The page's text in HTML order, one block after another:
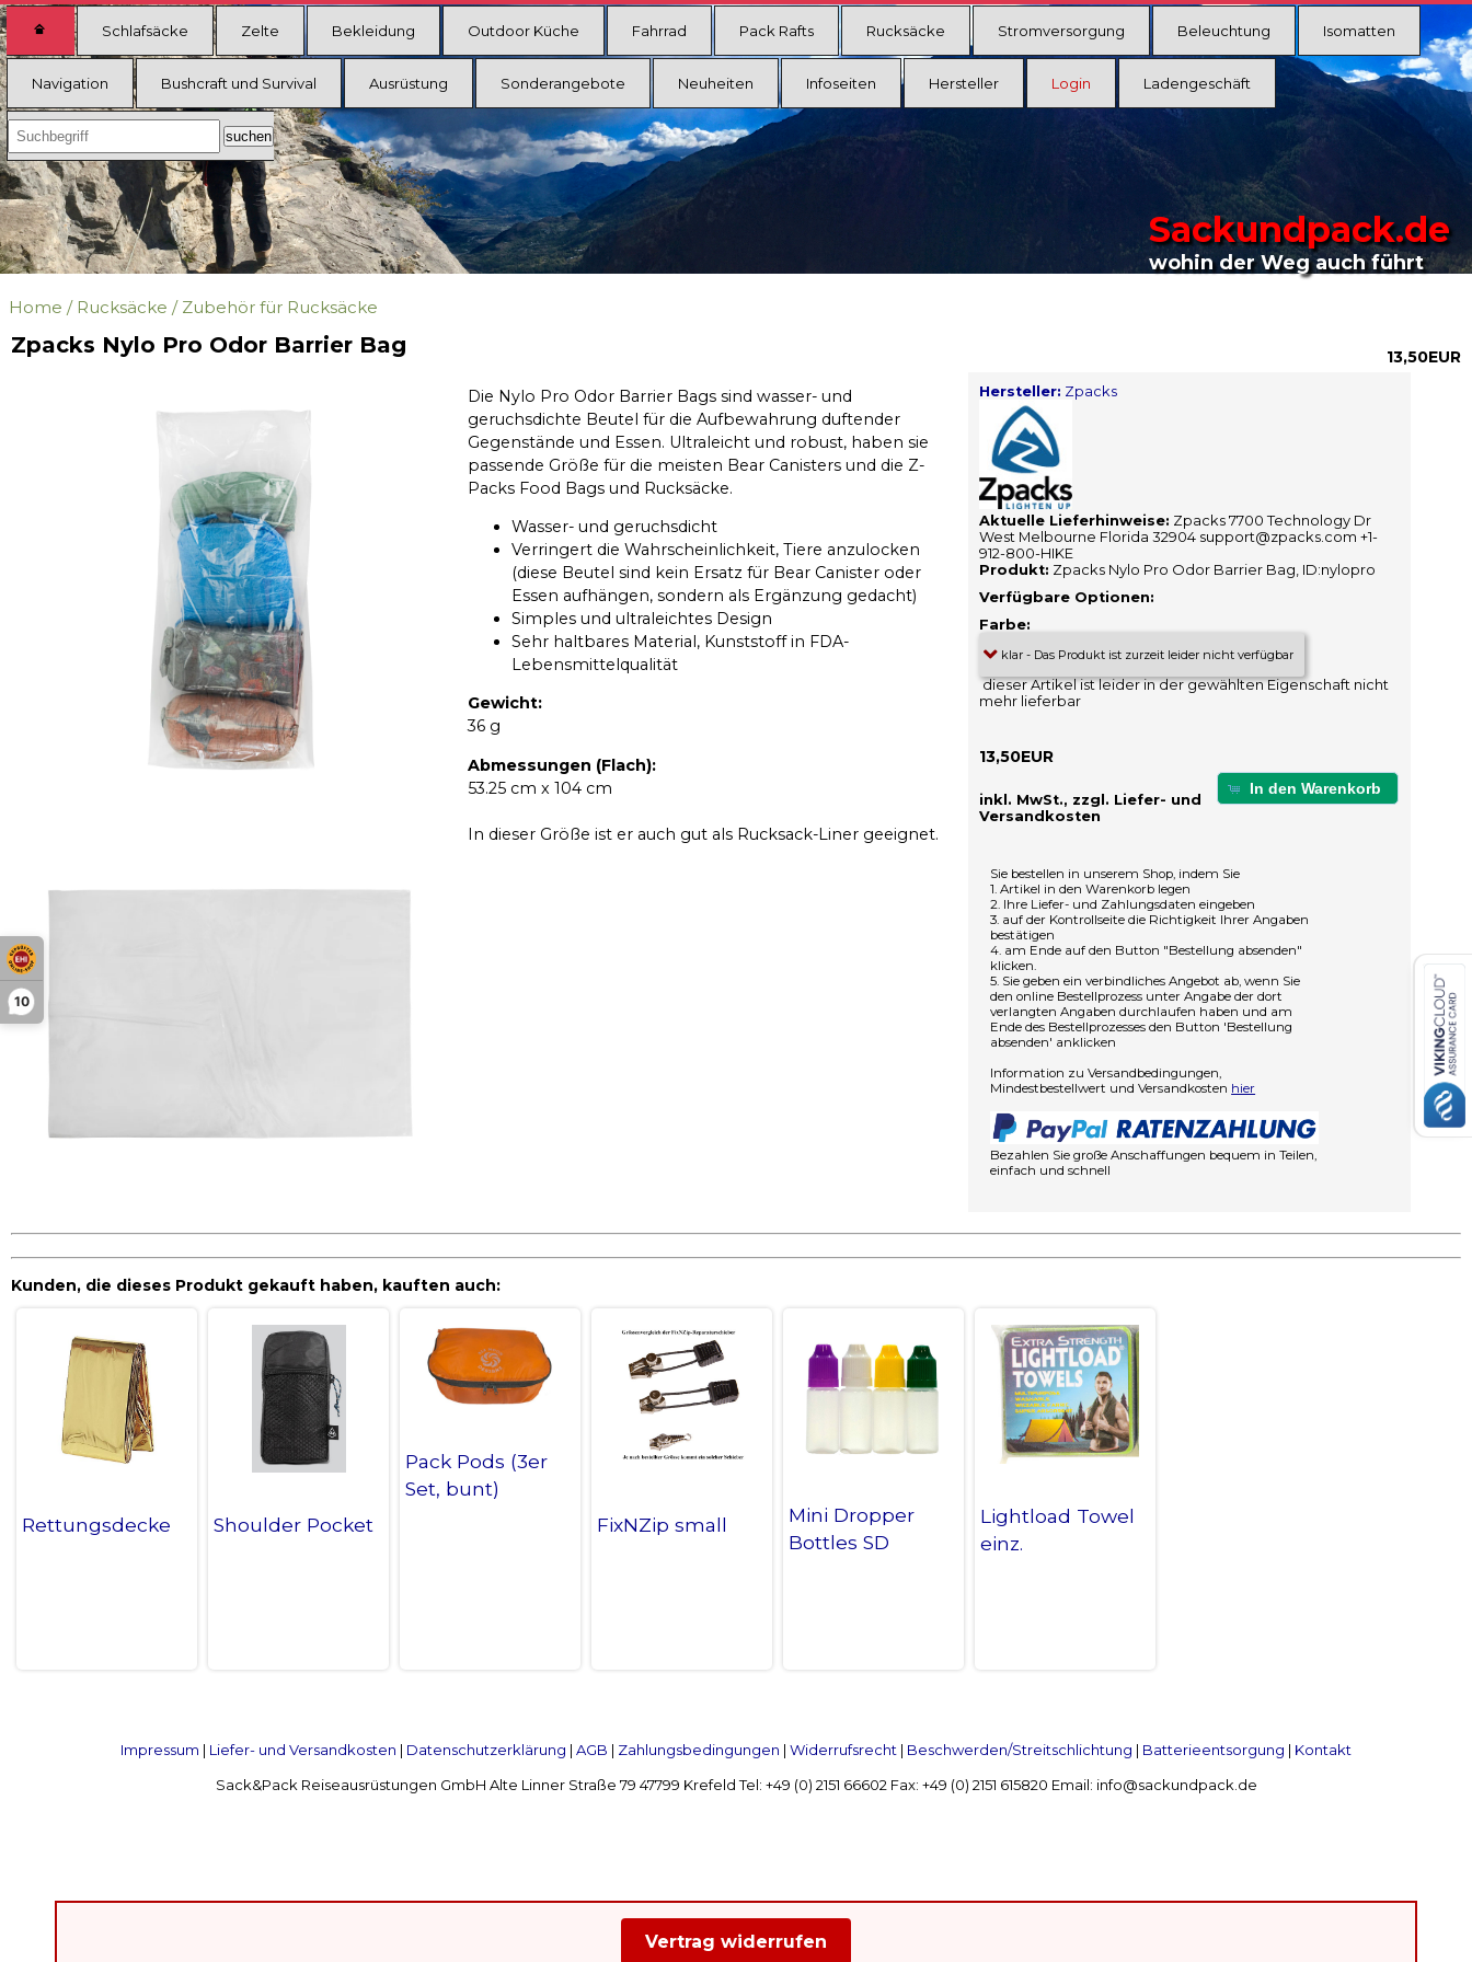
10
Schlafsäcke Zelte Bekleidung Outdoor Küche Fahrrad Pack Rafts Rucksäcke Stromversorgung Beleuchtung Isomatten
Navigation Bushcraft und Survival Ausrüstung Sonderangebote Neuheiten Infoseiten Hersteller Login Ladengeschäft
Sackundpack.de
wohin der Weg auch führt
Home / Rucksäcke / Zubehör für Rucksäcke
13,50EUR
Zpacks Nylo Pro Odor Barrier Bag
Die Nylo Pro Odor Barrier Bags sind wasser- und
geruchsdichte Beutel für die Aufbewahrung duftender
Gegenstände und Essen. Ultraleicht und robust, haben sie
passende Größe für die meisten Bear Canisters und die Z-
Packs Food Bags und Rucksäcke.
Wasser- und geruchsdicht
Verringert die Wahrscheinlichkeit, Tiere anzulocken
(diese Beutel sind kein Ersatz für Bear Canister oder
Essen aufhängen, sondern als Ergänzung gedacht)
Simples und ultraleichtes Design
Sehr haltbares Material, Kunststoff in FDA-
Lebensmittelqualität
Gewicht:
36 g
Abmessungen (Flach):
53.25 cm x 104 cm
In dieser Größe ist er auch gut als Rucksack-Liner geeignet.
Hersteller: Zpacks
Aktuelle Lieferhinweise: Zpacks 7700 Technology Dr
West Melbourne Florida 32904 support@zpacks.com +1-
912-800-HIKE
Produkt: Zpacks Nylo Pro Odor Barrier Bag, ID:nylopro
Verfügbare Optionen:
Farbe:
dieser Artikel ist leider in der gewählten Eigenschaft nicht
mehr lieferbar
13,50EUR
In den Warenkorb
inkl. MwSt., zzgl. Liefer- und
Versandkosten
Sie bestellen in unserem Shop, indem Sie
1. Artikel in den Warenkorb legen
2. Ihre Liefer- und Zahlungsdaten eingeben
3. auf der Kontrollseite die Richtigkeit Ihrer Angaben
bestätigen
4. am Ende auf den Button "Bestellung absenden"
klicken.
5. Sie geben ein verbindliches Angebot ab, wenn Sie
den online Bestellprozess unter Angabe der dort
verlangten Angaben durchlaufen haben und am
Ende des Bestellprozesses den Button 'Bestellung
absenden' anklicken
Information zu Versandbedingungen,
Mindestbestellwert und Versandkosten hier
Bezahlen Sie große Anschaffungen bequem in Teilen,
einfach und schnell
Kunden, die dieses Produkt gekauft haben, kauften auch:
Rettungsdecke Shoulder Pocket
Pack Pods (3er
Set, bunt)
FixNZip small
Mini Dropper
Bottles SD
Lightload Towel
einz.
Impressum | Liefer- und Versandkosten | Datenschutzerklärung | AGB | Zahlungsbedingungen | Widerrufsrecht | Beschwerden/Streitschlichtung | Batterieentsorgung | Kontakt
Sack&Pack Reiseausrüstungen GmbH Alte Linner Straße 79 47799 Krefeld Tel: +49 (0) 2151 66602 Fax: +49 (0) 2151 615820 Email: info@sackundpack.de
Vertrag widerrufen